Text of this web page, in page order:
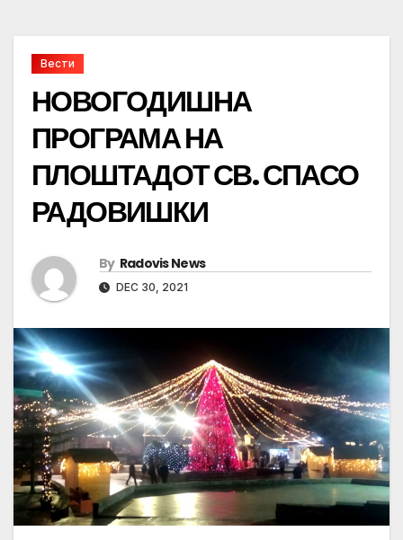
Вести
НОВОГОДИШНА
ПРОГРАМА НА
ПЛОШТАДОТ СВ. СПАСО
РАДОВИШКИ
By Radovis News
DEC 30, 2021